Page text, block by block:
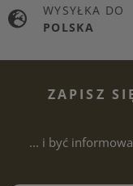
WYSYŁKA DO
POLSKA
ZAPISZ
... i być